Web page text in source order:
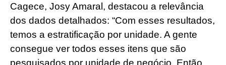
Cagece, Josy Amaral, destacou a relevância
dos dados detalhados: “Com esses resultados,
temos a estratificação por unidade. A gente
consegue ver todos esses itens que são
pesquisados por unidade de negócio. Então,